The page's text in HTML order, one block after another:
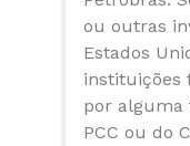
ou outras
Estados
instituições
por alguma
PCC ou do